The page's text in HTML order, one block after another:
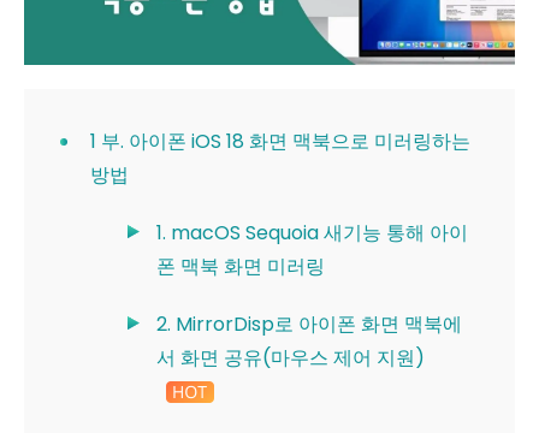
1 부. 아이폰 iOS 18 화면 맥북으로 미러링하는
방법
1. macOS Sequoia 새기능 통해 아이
폰 맥북 화면 미러링
2. MirrorDisp로 아이폰 화면 맥북에
서 화면 공유(마우스 제어 지원)